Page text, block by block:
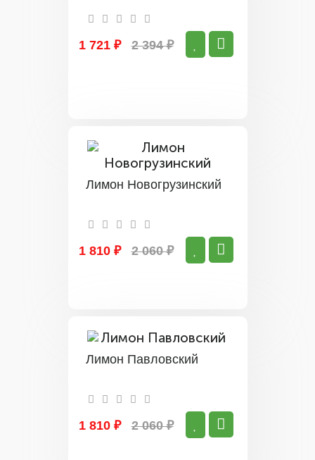
1 721 ₽ 2 394 ₽
Лимон Новогрузинский
1 810 ₽ 2 060 ₽
Лимон Павловский
1 810 ₽ 2 060 ₽